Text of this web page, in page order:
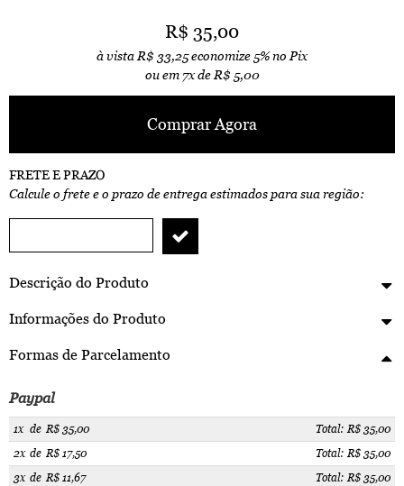
R$ 35,00
à vista R$ 33,25economize 5%no Pix
ou em 7xde R$ 5,00
Comprar Agora
FRETE E PRAZO
Calcule o frete e o prazo de entrega estimados para sua região:
Descrição do Produto
Informações do Produto
Formas de Parcelamento
Paypal
1x de R$ 35,00
Total: R$ 35,00
2x de R$ 17,50
Total: R$ 35,00
3x de R$ 11,67
Total: R$ 35,00